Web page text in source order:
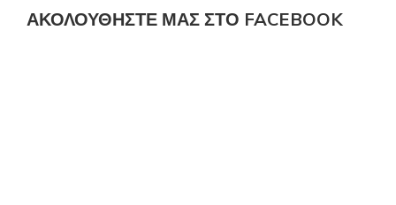
ΑΚΟΛΟΎΘΗΣΤΕ ΜΑΣ ΣΤΟ FACEBOOK